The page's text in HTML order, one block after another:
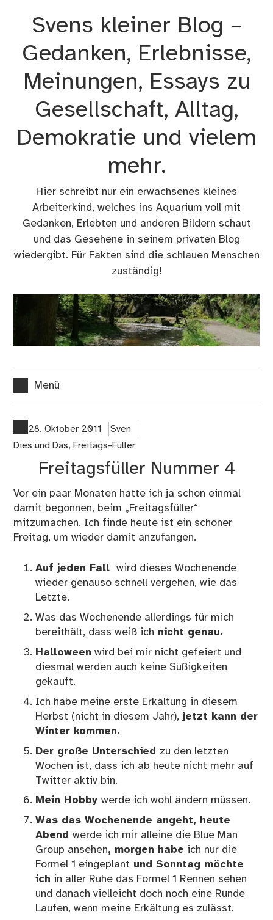
Svens kleiner Blog –
Gedanken, Erlebnisse,
Meinungen, Essays zu
Gesellschaft, Alltag,
Demokratie und vielem
mehr.
Hier schreibt nur ein erwachsenes kleines
Arbeiterkind, welches ins Aquarium voll mit
Gedanken, Erlebten und anderen Bildern schaut
und das Gesehene in seinem privaten Blog
wiedergibt. Für Fakten sind die schlauen Menschen
zuständig!
Menü
28. Oktober 2011
Sven
Dies und Das, Freitags-Füller
Freitagsfüller Nummer 4
Vor ein paar Monaten hatte ich ja schon einmal
damit begonnen, beim „Freitagsfüller“
mitzumachen. Ich finde heute ist ein schöner
Freitag, um wieder damit anzufangen.
Auf jeden Fall
wird dieses Wochenende
wieder genauso schnell vergehen, wie das
Letzte.
Was das Wochenende allerdings für mich
bereithält, dass weiß ich nicht genau.
Halloween wird bei mir nicht gefeiert und
diesmal werden auch keine Süßigkeiten
gekauft.
Ich habe meine erste Erkältung in diesem
Herbst (nicht in diesem Jahr), jetzt kann der
Winter kommen.
Der große Unterschied zu den letzten
Wochen ist, dass ich ab heute nicht mehr auf
Twitter aktiv bin.
Mein Hobby werde ich wohl ändern müssen.
Was das Wochenende angeht, heute
Abend werde ich mir alleine die Blue Man
Group ansehen, morgen habe ich nur die
Formel 1 eingeplant und Sonntag möchte
ich in aller Ruhe das Formel 1 Rennen sehen
und danach vielleicht doch noch eine Runde
Laufen, wenn meine Erkältung es zulässt.